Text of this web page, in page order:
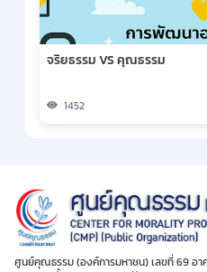
จริยธรรม VS คุณธรรม
1452
ศูนย์คุณธรรม (องค์การมหาชน) เลขที่ 69 อา